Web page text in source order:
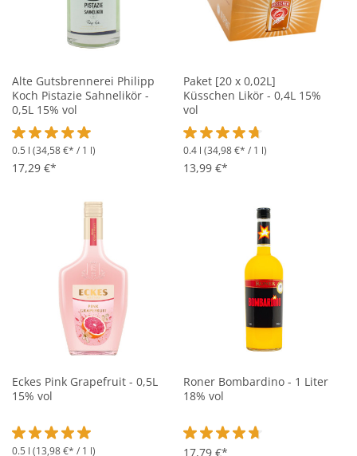
Alte Gutsbrennerei Philipp
Koch Pistazie Sahnelikör -
0,5L 15% vol
Durchschnittliche Bewertung von 5 von 5 Sternen
0.5 l (34,58 €* / 1 l)
17,29 €*
Paket [20 x 0,02L]
Küsschen Likör - 0,4L 15%
vol
Durchschnittliche Bewertung
0.4 l (34,98 €* / 1 l)
13,99 €*
Eckes Pink Grapefruit - 0,5L
15% vol
Durchschnittliche Bewertung von 5 von 5 Sternen
0.5 l (13,98 €* / 1 l)
Roner Bombardino - 1 Liter
18% vol
Durchschnittliche Bewertung
17,79 €*